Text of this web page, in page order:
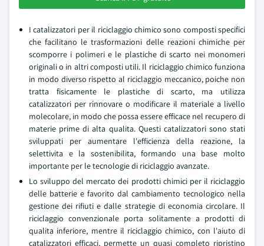
I catalizzatori per il riciclaggio chimico sono composti specifici
che facilitano le trasformazioni delle reazioni chimiche per
scomporre i polimeri e le plastiche di scarto nei monomeri
originali o in altri composti utili. Il riciclaggio chimico funziona
in modo diverso rispetto al riciclaggio meccanico, poiche non
tratta fisicamente le plastiche di scarto, ma utilizza
catalizzatori per rinnovare o modificare il materiale a livello
molecolare, in modo che possa essere efficace nel recupero di
materie prime di alta qualita. Questi catalizzatori sono stati
sviluppati per aumentare l'efficienza della reazione, la
selettivita e la sostenibilita, formando una base molto
importante per le tecnologie di riciclaggio avanzate.
Lo sviluppo del mercato dei prodotti chimici per il riciclaggio
delle batterie e favorito dal cambiamento tecnologico nella
gestione dei rifiuti e dalle strategie di economia circolare. Il
riciclaggio convenzionale porta solitamente a prodotti di
qualita inferiore, mentre il riciclaggio chimico, con l'aiuto di
catalizzatori efficaci, permette un quasi completo ripristino